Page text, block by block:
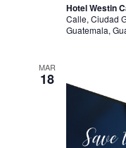
Hotel Westin
Calle, Ciudad
Guatemala,
MAR
18